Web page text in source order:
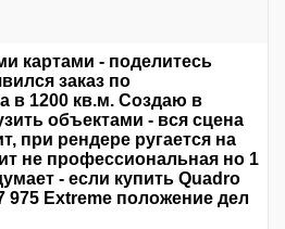
картами - поделитесь
заказ по
в 1200 кв.м. Создаю в
объектами - вся сцена
при рендере ругается на
не профессиональная но 1
- если купить Quadro
975 Extreme положение дел